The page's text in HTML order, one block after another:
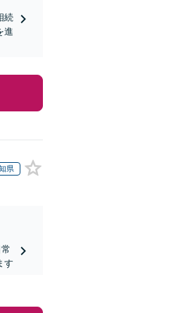
続
進
県
す